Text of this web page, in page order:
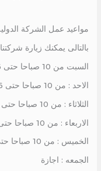
مواعيد عمل الشركة
بالتالى يمكنك زيارة
السبت من 10 صباحا حتى 6 مساء
الاحد : من 10 صباحا حتى 6 مساء
الثلاثاء : من 10 صباحا حتى 6 مساء
الاربعاء : من 10 صباحا حتى 6 مساء
الخميس : من 10 صباحا حتى 6 مساء
الجمعه : اجازة